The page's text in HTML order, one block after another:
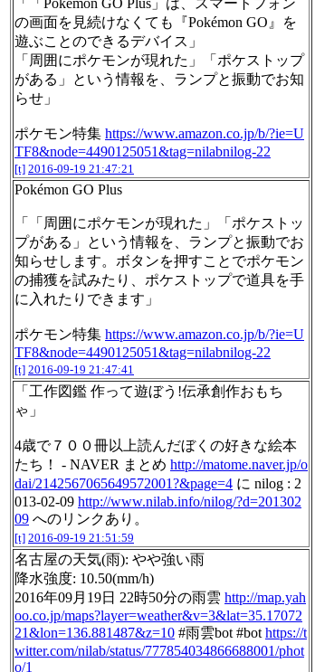
「「Pokémon GO Plus」は、スマートフォン
の画面を見続けなくても『Pokémon GO』を
遊ぶことのできるデバイス」
「周囲にポケモンが現れた」「ポケストップ
がある」という情報を、ランプと振動でお知
らせ」
ポケモン特集 https://www.amazon.co.jp/b/?ie=U
TF8&node=4490125051&tag=nilabnilog-22
[t] 2016-09-19 21:47:21
Pokémon GO Plus
「「周囲にポケモンが現れた」「ポケストッ
プがある」という情報を、ランプと振動でお
知らせします。ボタンを押すことでポケモン
の捕獲を試みたり、ポケストップで道具を手
に入れたりできます」
ポケモン特集 https://www.amazon.co.jp/b/?ie=U
TF8&node=4490125051&tag=nilabnilog-22
[t] 2016-09-19 21:47:41
「工作図鑑 作って遊ぼう!伝承創作おもち
ゃ」
4歳で７００冊以上読んだぼくの好きな絵本
たち！ - NAVER まとめ http://matome.naver.jp/o
dai/2142567065649572001?&page=4 に nilog : 2
013-02-09 http://www.nilab.info/nilog/?d=201302
09 へのリンクあり。
[t] 2016-09-19 21:51:59
名古屋の天気(雨): やや強い雨
降水強度: 10.50(mm/h)
2016年09月19日 22時50分の雨雲 http://map.yah
oo.co.jp/maps?layer=weather&v=3&lat=35.17072
21&lon=136.881487&z=10 #雨雲bot #bothttps://t
witter.com/nilab/status/777854034866688001/phot
o/1